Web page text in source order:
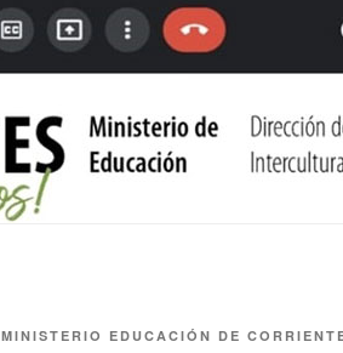
MINISTERIO EDUCACIÓN DE